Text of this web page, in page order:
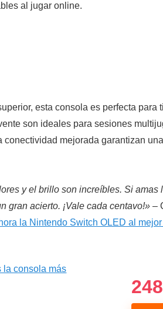
al jugar online.
esta consola es perfecta para
son ideales para sesiones
conectividad mejorada garantizan
y el brillo son increíbles. Si
gran acierto. ¡Vale cada centavo!» –
la Nintendo Switch OLED al